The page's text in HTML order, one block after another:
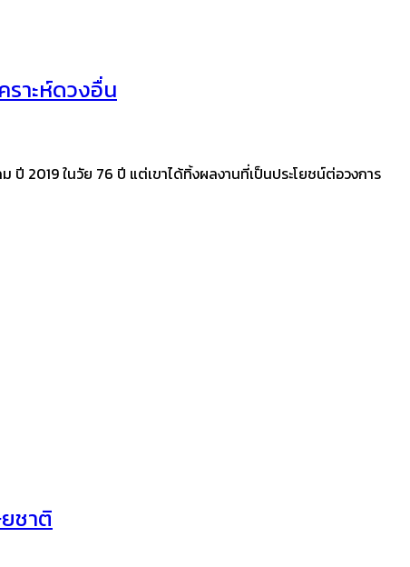
าะห์ดวงอื่น
2019 ในวัย 76 ปี แต่เขาได้ทิ้งผลงานที่เป็นประโยชน์ต่อวงการ
ชาติ